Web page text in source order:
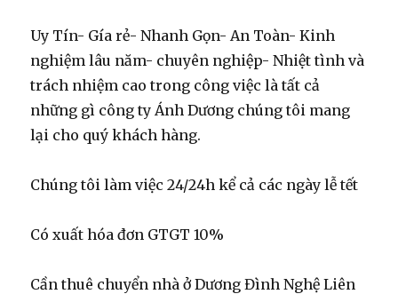
Uy Tín- Gía rẻ- Nhanh Gọn- An Toàn- Kinh
nghiệm lâu năm- chuyên nghiệp- Nhiệt tình và
trách nhiệm cao trong công việc là tất cả
những gì công ty Ánh Dương chúng tôi mang
lại cho quý khách hàng.
Chúng tôi làm việc 24/24h kể cả các ngày lễ tết
Có xuất hóa đơn GTGT 10%
Cần thuê chuyển nhà ở Dương Đình Nghệ Liên